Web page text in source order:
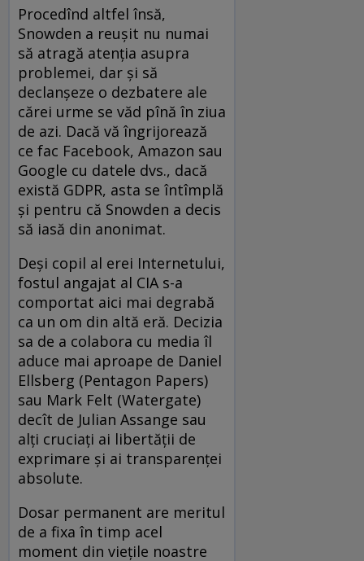
Procedînd altfel însă,
Snowden a reușit nu numai
să atragă atenția asupra
problemei, dar și să
declanșeze o dezbatere ale
cărei urme se văd pînă în ziua
de azi. Dacă vă îngrijorează
ce fac Facebook, Amazon sau
Google cu datele dvs., dacă
există GDPR, asta se întîmplă
și pentru că Snowden a decis
să iasă din anonimat.
Deși copil al erei Internetului,
fostul angajat al CIA s-a
comportat aici mai degrabă
ca un om din altă eră. Decizia
sa de a colabora cu media îl
aduce mai aproape de Daniel
Ellsberg (Pentagon Papers)
sau Mark Felt (Watergate)
decît de Julian Assange sau
alți cruciați ai libertății de
exprimare și ai transparenței
absolute.
Dosar permanent are meritul
de a fixa în timp acel
moment din viețile noastre